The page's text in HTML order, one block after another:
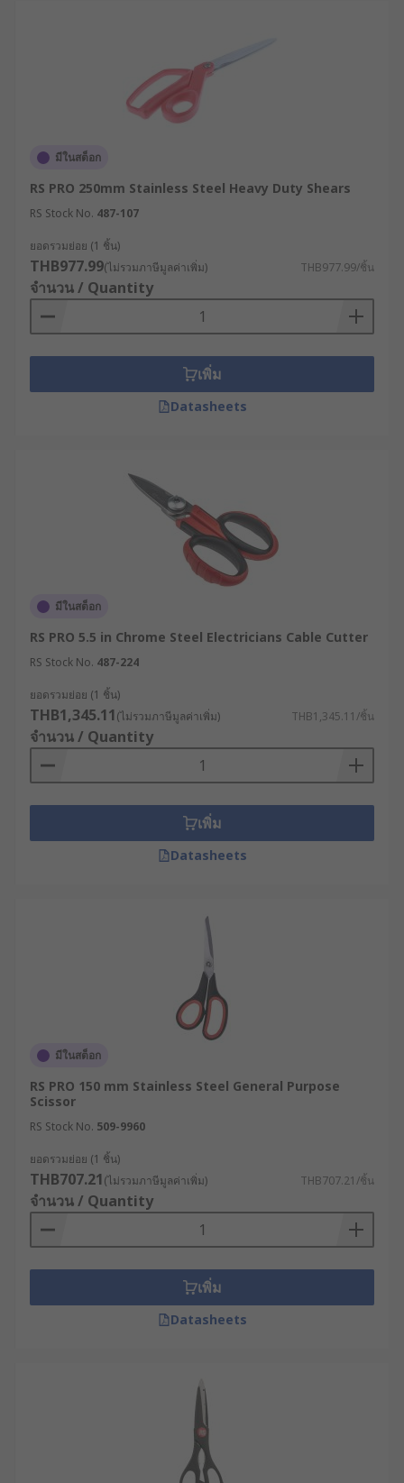
มีในสต็อก
RS PRO 250mm Stainless Steel Heavy Duty Shears
RS Stock No. 487-107
ยอดรวมย่อย (1 ชิ้น)
THB977.99(ไม่รวมภาษีมูลค่าเพิ่ม) THB977.99/ชิ้น
จำนวน / Quantity
เพิ่ม
Datasheets
มีในสต็อก
RS PRO 5.5 in Chrome Steel Electricians Cable Cutter
RS Stock No. 487-224
ยอดรวมย่อย (1 ชิ้น)
THB1,345.11(ไม่รวมภาษีมูลค่าเพิ่ม) THB1,345.11/ชิ้น
จำนวน / Quantity
เพิ่ม
Datasheets
มีในสต็อก
RS PRO 150 mm Stainless Steel General Purpose
Scissor
RS Stock No. 509-9960
ยอดรวมย่อย (1 ชิ้น)
THB707.21(ไม่รวมภาษีมูลค่าเพิ่ม) THB707.21/ชิ้น
จำนวน / Quantity
เพิ่ม
Datasheets